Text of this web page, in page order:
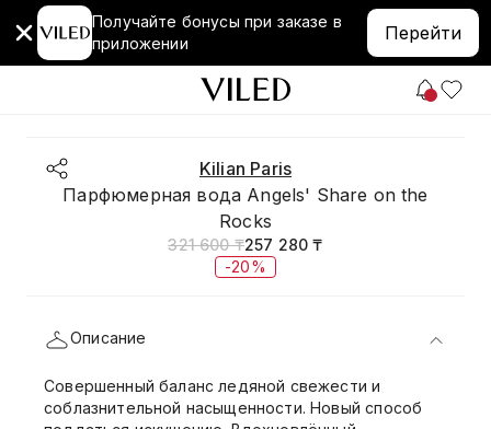
Получайте бонусы при заказе в
приложении
Перейти
Kilian Paris
Парфюмерная вода Angels' Share on the
Rocks
321 600 ₸257 280 ₸
-20%
Описание
Совершенный баланс ледяной свежести и
соблазнительной насыщенности. Новый способ